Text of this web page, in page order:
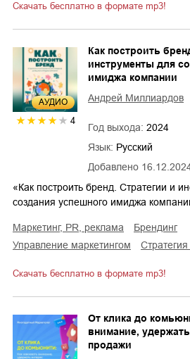
Скачать бесплатно в формате mp3!
AУДИО
4
Добавлено
Как построить
инструменты для
имиджа компании
Андрей Миллиардов
Год выхода: 2024
Язык: Русский
«Как построить бренд. Стратегии и
создания успешного имиджа
маркетинг, PR, реклама
брендинг
управление маркетингом
Скачать бесплатно в формате mp3!
От клика до
внимание,
продажи